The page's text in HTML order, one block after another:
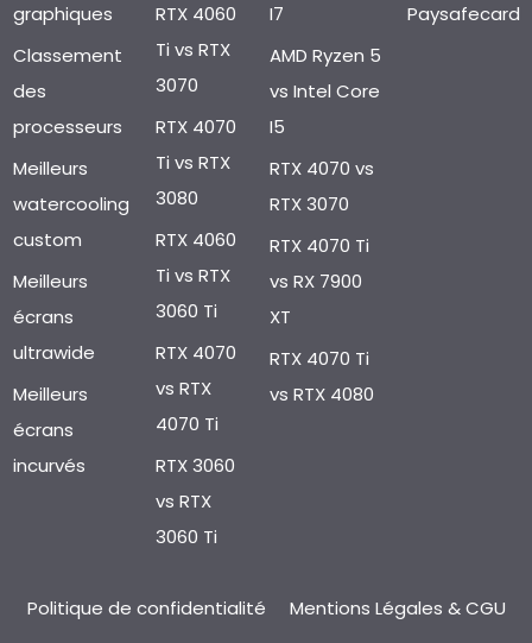
graphiques
Classement
des
processeurs
Meilleurs
watercooling
custom
Meilleurs
écrans
ultrawide
Meilleurs
écrans
incurvés
RTX 4060
Ti vs RTX
3070
RTX 4070
Ti vs RTX
3080
RTX 4060
Ti vs RTX
3060 Ti
RTX 4070
vs RTX
4070 Ti
RTX 3060
vs RTX
3060 Ti
I7
AMD Ryzen 5
vs Intel Core
I5
RTX 4070 vs
RTX 3070
RTX 4070 Ti
vs RX 7900
XT
RTX 4070 Ti
vs RTX 4080
Paysafecard
Politique de confidentialité Mentions Légales & CGU